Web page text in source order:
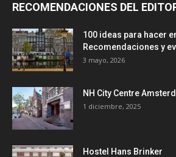
RECOMENDACIONES DEL
100 ideas para hacer
Recomendaciones y
3 mayo, 2026
NH City Centre
1 diciembre, 2025
Hostel Hans Brinker